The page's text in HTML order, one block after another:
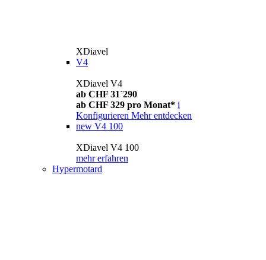
XDiavel
V4
XDiavel V4
ab CHF 31´290
ab CHF 329 pro Monat* i
Konfigurieren Mehr entdecken
new V4 100
XDiavel V4 100
mehr erfahren
Hypermotard